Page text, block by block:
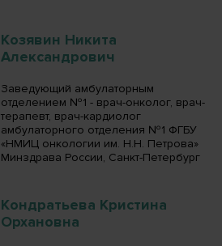
Козявин Никита
Александрович
Заведующий амбулаторным
отделением №1 - врач-онколог, врач-
терапевт, врач-кардиолог
амбулаторного отделения №1 ФГБУ
«НМИЦ онкологии им. Н.Н. Петрова»
Минздрава России, Санкт-Петербург
Кондратьева Кристина
Орхановна